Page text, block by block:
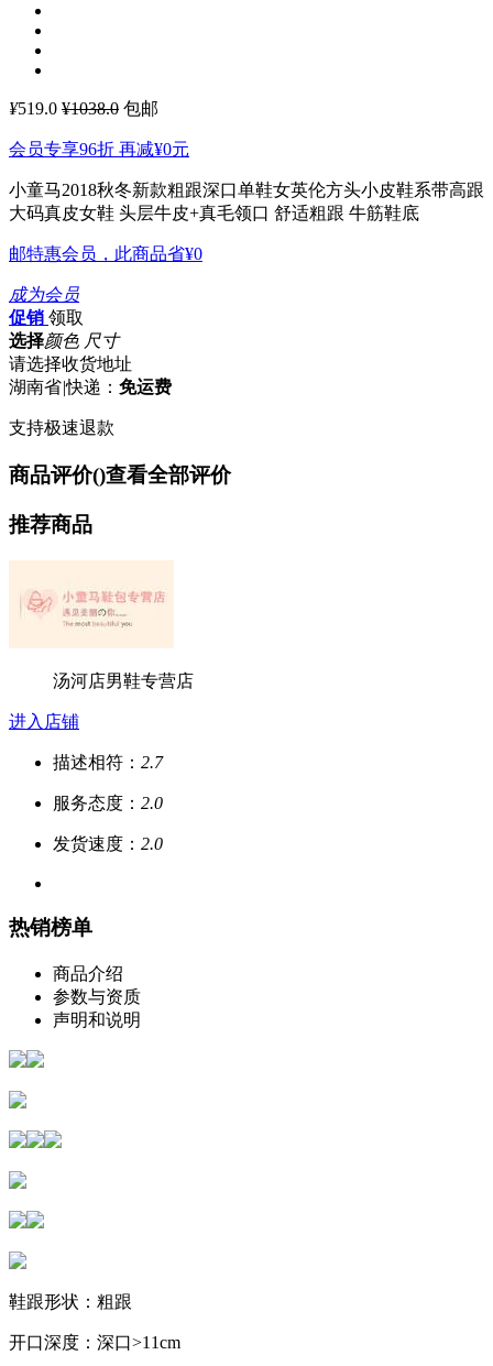
¥519.0 ¥1038.0 包邮
会员专享96折 再减¥0元
小童马2018秋冬新款粗跟深口单鞋女英伦方头小皮鞋系带高跟
大码真皮女鞋 头层牛皮+真毛领口 舒适粗跟 牛筋鞋底
邮特惠会员，此商品省¥0
成为会员
促销 领取
选择颜色 尺寸
请选择收货地址
湖南省|快递： 免运费
支持极速退款
商品评价()查看全部评价
推荐商品
汤河店男鞋专营店
进入店铺
描述相符： 2.7
服务态度： 2.0
发货速度： 2.0
热销榜单
商品介绍
参数与资质
声明和说明
鞋跟形状：粗跟
开口深度：深口>11cm